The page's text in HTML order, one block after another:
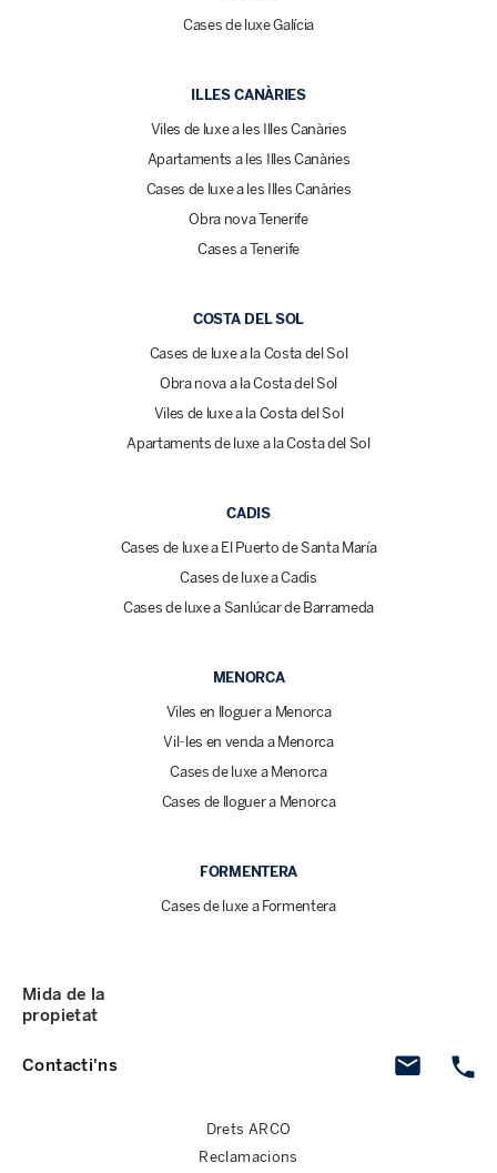
Cases de luxe Galícia
ILLES CANÀRIES
Viles de luxe a les Illes Canàries
Apartaments a les Illes Canàries
Cases de luxe a les Illes Canàries
Obra nova Tenerife
Cases a Tenerife
COSTA DEL SOL
Cases de luxe a la Costa del Sol
Obra nova a la Costa del Sol
Viles de luxe a la Costa del Sol
Apartaments de luxe a la Costa del Sol
CADIS
Cases de luxe a El Puerto de Santa María
Cases de luxe a Cadis
Cases de luxe a Sanlúcar de Barrameda
MENORCA
Viles en lloguer a Menorca
Vil·les en venda a Menorca
Cases de luxe a Menorca
Cases de lloguer a Menorca
FORMENTERA
Cases de luxe a Formentera
Contacti'ns
Mida de la
propietat
Drets ARCO
Reclamacions